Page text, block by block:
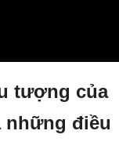
tượng của
những điều